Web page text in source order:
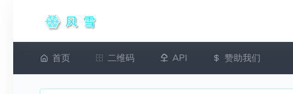
首页 二维码 API 赞助我们